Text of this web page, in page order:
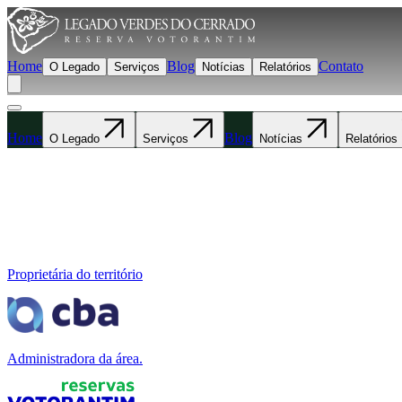
Home O Legado Serviços Blog Notícias Relatórios Contato
Home O Legado Serviços Blog Notícias Relatórios
Proprietária do território
Administradora da área.